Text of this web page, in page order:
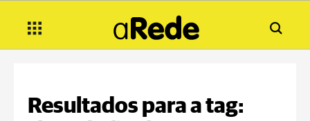
Resultados para a tag: